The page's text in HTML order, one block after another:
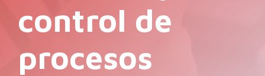
control de
procesos